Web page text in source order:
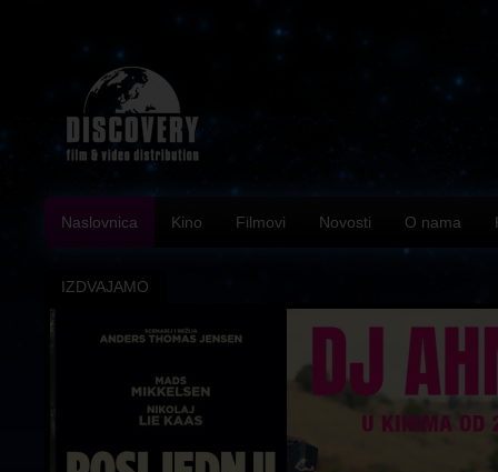
Naslovnica Kino Filmovi Novosti O nama
IZDVAJAMO